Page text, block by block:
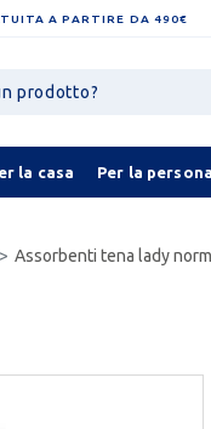
A PARTIRE DA 490€
la casa Per la persona
Assorbenti tena lady